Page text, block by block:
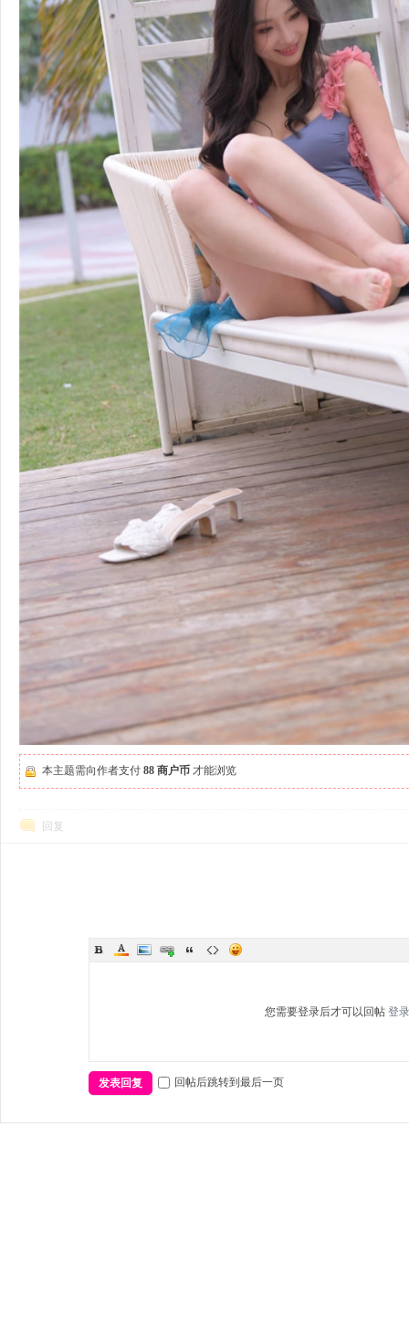
本主题需向作者支付 88 商户币 才能浏览
回复
您需要登录后才可以回帖 登录
发表回复 回帖后跳转到最后一页